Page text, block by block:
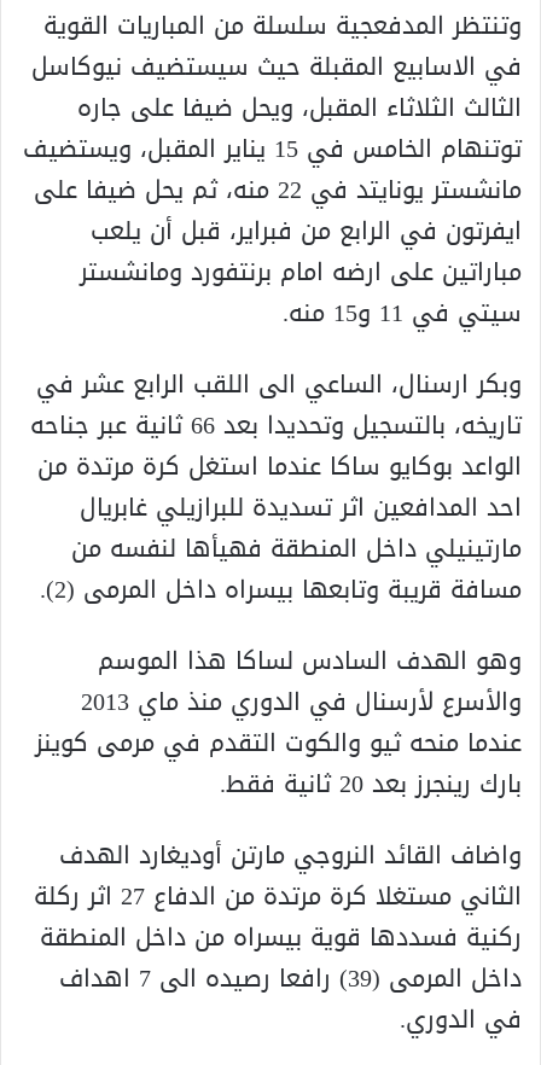
وتنتظر المدفعجية سلسلة من المباريات القوية
في الاسابيع المقبلة حيث سيستضيف نيوكاسل
الثالث الثلاثاء المقبل، ويحل ضيفا على جاره
توتنهام الخامس في 15 يناير المقبل، ويستضيف
مانشستر يونايتد في 22 منه، ثم يحل ضيفا على
ايفرتون في الرابع من فبراير، قبل أن يلعب
مباراتين على ارضه امام برنتفورد ومانشستر
سيتي في 11 و15 منه.
وبكر ارسنال، الساعي الى اللقب الرابع عشر في
تاريخه، بالتسجيل وتحديدا بعد 66 ثانية عبر جناحه
الواعد بوكايو ساكا عندما استغل كرة مرتدة من
احد المدافعين اثر تسديدة للبرازيلي غابريال
مارتينيلي داخل المنطقة فهيأها لنفسه من
مسافة قريبة وتابعها بيسراه داخل المرمى (2).
وهو الهدف السادس لساكا هذا الموسم
والأسرع لأرسنال في الدوري منذ ماي 2013
عندما منحه ثيو والكوت التقدم في مرمى كوينز
بارك رينجرز بعد 20 ثانية فقط.
واضاف القائد النروجي مارتن أوديغارد الهدف
الثاني مستغلا كرة مرتدة من الدفاع 27 اثر ركلة
ركنية فسددها قوية بيسراه من داخل المنطقة
داخل المرمى (39) رافعا رصيده الى 7 اهداف
في الدوري.